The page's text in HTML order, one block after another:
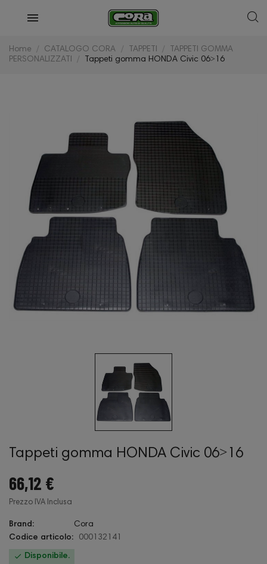
Home CATALOGO CORA TAPPETI
TAPPETI GOMMA
PERSONALIZZATI
Tappeti gomma HONDA Civic 06˃16
Tappeti gomma HONDA Civic 06˃16
66,12 €
Prezzo IVA Inclusa
Brand:
Cora
Codice articolo:
000132141
 Disponibile.